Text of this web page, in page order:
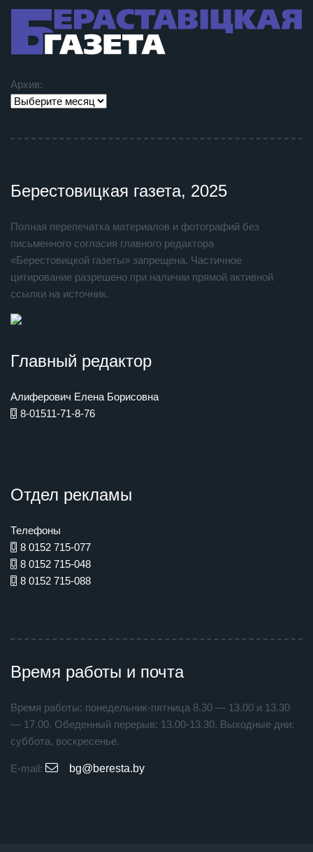
Архив:
Берестовицкая газета, 2025
Полная перепечатка материалов и фотографий без
письменного согласия главного редактора
«Берестовицкой газеты» запрещена. Частичное
цитирование разрешено при наличии прямой активной
ссылки на источник.
Главный редактор
Алиферович Елена Борисовна
8-01511-71-8-76
Отдел рекламы
Телефоны
8 0152 715-077
8 0152 715-048
8 0152 715-088
Время работы и почта
Время работы: понедельник-пятница 8.30 — 13.00 и 13.30
— 17.00. Обеденный перерыв: 13.00-13.30. Выходные дни:
суббота, воскресенье.
E-mail: bg@beresta.by